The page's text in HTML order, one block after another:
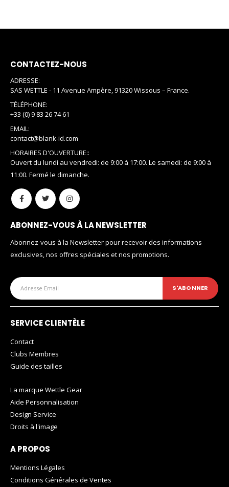
CONTACTEZ-NOUS
ADRESSE:
SAS WETTLE - 11 Avenue Ampère, 91320 Wissous – France.
TÉLÉPHONE:
+33 (0) 9 83 26 74 61
EMAIL:
contact@blank-id.com
HORAIRES D'OUVERTURE::
Ouvert du lundi au vendredi: de 9:00 à 17:00. Le samedi: de 9:00 à
11:00. Fermé le dimanche.
ABONNEZ-VOUS À LA NEWSLETTER
Abonnez-vous à la Newsletter pour recevoir des informations
exclusives, nos offres spéciales et nos promotions.
SERVICE CLIENTÈLE
Contact
Clubs Membres
Guide des tailles
La marque Wettle Gear
Aide Personnalisation
Design Service
Droits à l'image
A PROPOS
Mentions Légales
Conditions Générales de Ventes